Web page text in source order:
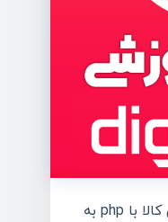
دوره آموزش ساخت دیجی کالا با php به